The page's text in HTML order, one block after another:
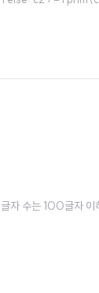
수는 100글자 이